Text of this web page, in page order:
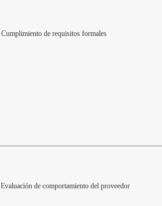
Cumplimiento de requisitos formales
Evaluación de comportamiento del proveedor